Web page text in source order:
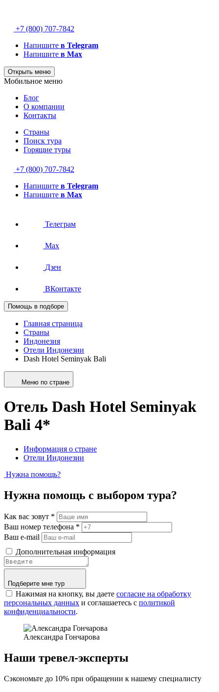
+7 (800) 707-7842
Напишите в Telegram
Напишите в Max
Открыть меню
Мобильное меню
Блог
О компании
Контакты
Страны
Поиск тура
Горящие туры
+7 (800) 707-7842
Напишите в Telegram
Напишите в Max
Телеграм
Max
Дзен
ВКонтакте
Помощь в подборе
Главная страница
Страны
Индонезия
Отели Индонезии
Dash Hotel Seminyak Bali
Меню по стране
Отель Dash Hotel Seminyak
Bali 4*
Информация о стране
Отели Индонезии
Нужна помощь?
Нужна помощь с выбором тура?
Как вас зовут *
Ваш номер телефона *
Ваш e-mail
Дополнительная информация
Подберите мне тур
Нажимая на кнопку, вы даете согласие на обработку
персональных данных и соглашаетесь c политикой
конфиденциальности.
Александра Гончарова
Наши тревел-эксперты
Сэкономьте до 10% при обращении к нашему специалисту